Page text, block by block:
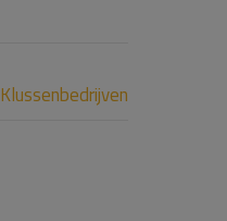
Klussenbedrijven